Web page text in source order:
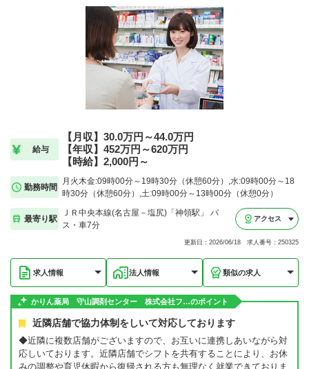
給与
【月収】30.0万円～44.0万円
【年収】452万円～620万円
【時給】2,000円～
勤務時間
月火木金:09時00分～19時30分（休憩60分）,水:09時00分～18
時30分（休憩60分）,土:09時00分～13時00分（休憩0分）
最寄り駅
ＪＲ中央本線(名古屋－塩尻)「神領駅」 バ
ス・車7分
アクセス
更新日：2026/06/18 求人番号：250325
求人情報 法人情報 類似の求人
かりん薬局 守山調剤センター 株式会社フ…のポイント
近隣店舗で協力体制をしいて対応しております
◆近隣に複数店舗がございますので、お互いに連携しあいながら対
応しいております。近隣店舗でシフトを共有することにより、お休
みの調整や育児休暇から復帰される方も無理なく就業できておりま